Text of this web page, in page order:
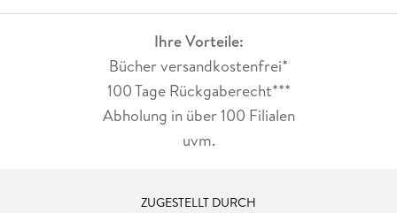
Ihre Vorteile:
Bücher versandkostenfrei*
100 Tage Rückgaberecht***
Abholung in über 100 Filialen
uvm.
ZUGESTELLT DURCH